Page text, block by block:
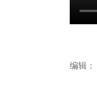
编辑：